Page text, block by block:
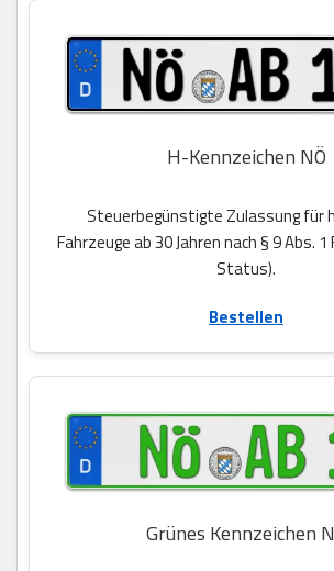
H-Kennzeichen NÖ
Steuerbegünstigte Zulassung für
Fahrzeuge ab 30 Jahren nach § 9 Abs.
Status).
Bestellen
Grünes Kennzeichen